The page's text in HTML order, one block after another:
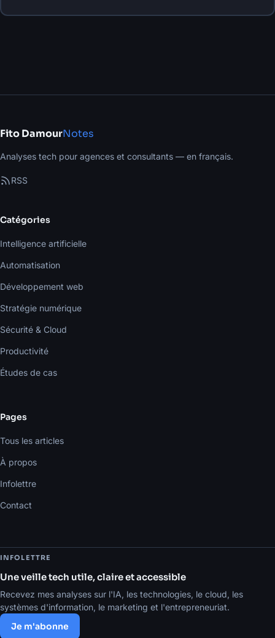
Fito DamourNotes
Analyses tech pour agences et consultants — en français.
RSS
Catégories
Intelligence artificielle
Automatisation
Développement web
Stratégie numérique
Sécurité & Cloud
Productivité
Études de cas
Pages
Tous les articles
À propos
Infolettre
Contact
INFOLETTRE
Une veille tech utile, claire et accessible
Recevez mes analyses sur l'IA, les technologies, le cloud, les
systèmes d'information, le marketing et l'entrepreneuriat.
Je m'abonne